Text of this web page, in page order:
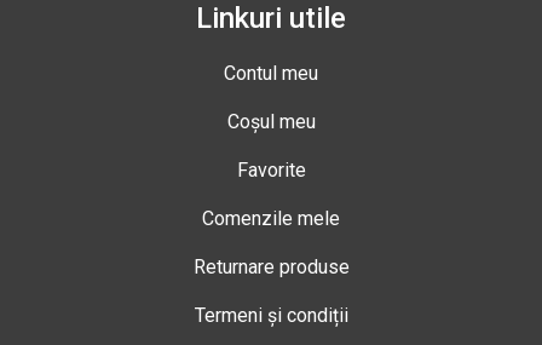
Linkuri utile
Contul meu
Coșul meu
Favorite
Comenzile mele
Returnare produse
Termeni și condiții